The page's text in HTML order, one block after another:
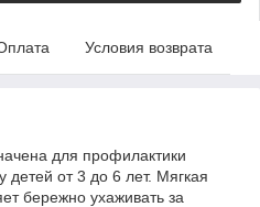
Условия возврата
для профилактики
детей от 3 до 6 лет. Мягкая
бережно ухаживать за